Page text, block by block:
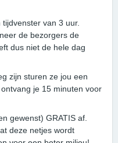
van 3 uur.
de bezorgers de
dus niet de hele dag
zijn sturen ze jou een
je 15 minuten voor
gewenst) GRATIS af.
deze netjes wordt